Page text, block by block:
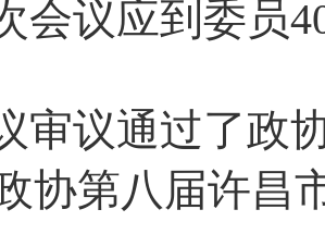
会议应到委员
审议通过了政
协第八届许昌